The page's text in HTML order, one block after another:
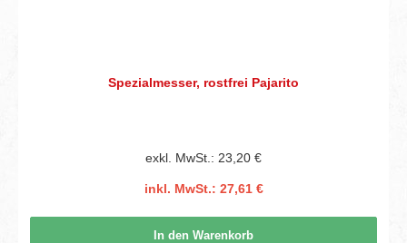
Spezialmesser, rostfrei Pajarito
exkl. MwSt.: 23,20 €
inkl. MwSt.: 27,61 €
In den Warenkorb